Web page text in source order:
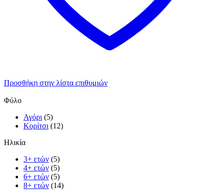
Προσθήκη στην λίστα επιθυμιών
Φύλο
Αγόρι (5)
Κορίτσι (12)
Ηλικία
3+ ετών (5)
4+ ετών (5)
6+ ετών (5)
8+ ετών (14)